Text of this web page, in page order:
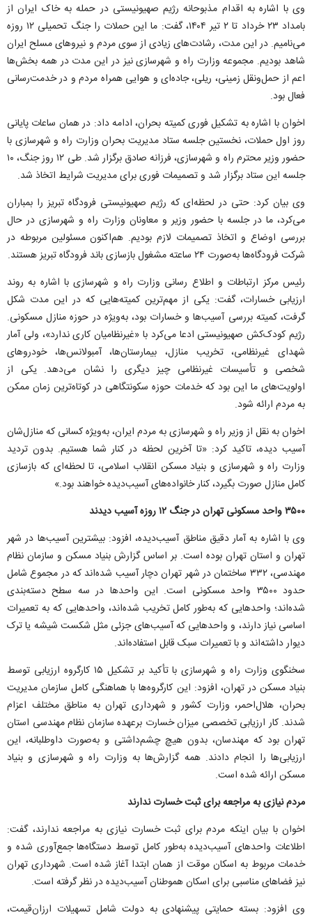
وی با اشاره به اقدام مذبوحانه رژیم صهیونیستی در حمله به خاک ایران از
بامداد ۲۳ خرداد تا ۲ تیر ۱۴۰۴، گفت: ما این حملات را جنگ تحمیلی ۱۲ روزه
می‌نامیم. در این مدت، رشادت‌های زیادی از سوی مردم و نیرو‌های مسلح ایران
شاهد بودیم. مجموعه وزارت راه و شهرسازی نیز در این مدت در همه بخش‌ها
اعم از حمل‌ونقل زمینی، ریلی، جاده‌ای و هوایی همراه مردم و در خدمت‌رسانی
فعال بود.
اخوان با اشاره به تشکیل فوری کمیته بحران، ادامه داد: در همان ساعات پایانی
روز اول حملات، نخستین جلسه ستاد مدیریت بحران وزارت راه و شهرسازی با
حضور وزیر محترم راه و شهرسازی، فرزانه صادق برگزار شد. طی ۱۲ روز جنگ، ۱۰
جلسه این ستاد برگزار شد و تصمیمات فوری برای مدیریت شرایط اتخاذ شد.
وی بیان کرد: حتی در لحظه‌ای که رژیم صهیونیستی فرودگاه تبریز را بمباران
می‌کرد، ما در جلسه با حضور وزیر و معاونان وزارت راه و شهرسازی در حال
بررسی اوضاع و اتخاذ تصمیمات لازم بودیم. هم‌اکنون مسئولین مربوطه در
شرکت فرودگاه‌ها به‌صورت ۲۴ ساعته مشغول بازسازی باند فرودگاه تبریز هستند.
رئیس مرکز ارتباطات و اطلاع رسانی وزارت راه و شهرسازی با اشاره به روند
ارزیابی خسارات، گفت: یکی از مهم‌ترین کمیته‌هایی که در این مدت شکل
گرفت، کمیته بررسی آسیب‌ها و خسارات بود، به‌ویژه در حوزه منازل مسکونی.
رژیم کودک‌کش صهیونیستی ادعا می‌کرد با «غیرنظامیان کاری ندارد»، ولی آمار
شهدای غیرنظامی، تخریب منازل، بیمارستان‌ها، آمبولانس‌ها، خودرو‌های
شخصی و تأسیسات غیرنظامی چیز دیگری را نشان می‌دهد. یکی از
اولویت‌های ما این بود که خدمات حوزه سکونتگاهی در کوتاه‌ترین زمان ممکن
به مردم ارائه شود.
اخوان به نقل از وزیر راه و شهرسازی به مردم ایران، به‌ویژه کسانی که منازل‌شان
آسیب دیده، تاکید کرد: «تا آخرین لحظه در کنار شما هستیم. بدون تردید
وزارت راه و شهرسازی و بنیاد مسکن انقلاب اسلامی، تا لحظه‌ای که بازسازی
کامل منازل صورت بگیرد، کنار خانواده‌های آسیب‌دیده خواهند بود.»
۳۵۰۰ واحد مسکونی تهران در جنگ ۱۲ روزه آسیب دیدند
وی با اشاره به آمار دقیق مناطق آسیب‌دیده، افزود: بیشترین آسیب‌ها در شهر
تهران و استان تهران بوده است. بر اساس گزارش بنیاد مسکن و سازمان نظام
مهندسی، ۳۳۲ ساختمان در شهر تهران دچار آسیب شده‌اند که در مجموع شامل
حدود ۳۵۰۰ واحد مسکونی است. این واحد‌ها در سه سطح دسته‌بندی
شده‌اند؛ واحد‌هایی که به‌طور کامل تخریب شده‌اند، واحد‌هایی که به تعمیرات
اساسی نیاز دارند، و واحد‌هایی که آسیب‌های جزئی مثل شکست شیشه یا ترک
دیوار داشته‌اند و با تعمیرات سبک قابل استفاده‌اند.
سخنگوی وزارت راه و شهرسازی با تأکید بر تشکیل ۱۵ کارگروه ارزیابی توسط
بنیاد مسکن در تهران، افزود: این کارگروه‌ها با هماهنگی کامل سازمان مدیریت
بحران، هلال‌احمر، وزارت کشور و شهرداری تهران به مناطق مختلف اعزام
شدند. کار ارزیابی تخصصی میزان خسارت برعهده سازمان نظام مهندسی استان
تهران بود که مهندسان، بدون هیچ چشم‌داشتی و به‌صورت داوطلبانه، این
ارزیابی‌ها را انجام دادند. همه گزارش‌ها به وزارت راه و شهرسازی و بنیاد
مسکن ارائه شده است.
مردم نیازی به مراجعه برای ثبت خسارت ندارند
اخوان با بیان اینکه مردم برای ثبت خسارت نیازی به مراجعه ندارند، گفت:
اطلاعات واحد‌های آسیب‌دیده به‌طور کامل توسط دستگاه‌ها جمع‌آوری شده و
خدمات مربوط به اسکان موقت از همان ابتدا آغاز شده است. شهرداری تهران
نیز فضا‌های مناسبی برای اسکان هموطنان آسیب‌دیده در نظر گرفته است.
وی افزود: بسته حمایتی پیشنهادی به دولت شامل تسهیلات ارزان‌قیمت،